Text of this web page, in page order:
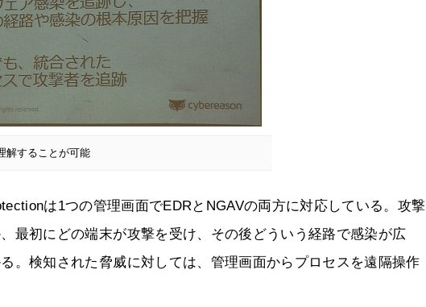
解することが可能
は1つの管理画面でEDRとNGAVの両方に対応している。攻撃
最初にどの端末が攻撃を受け、その後どういう経路で感染が広
。検知された脅威に対しては、管理画面からプロセスを遠隔操作